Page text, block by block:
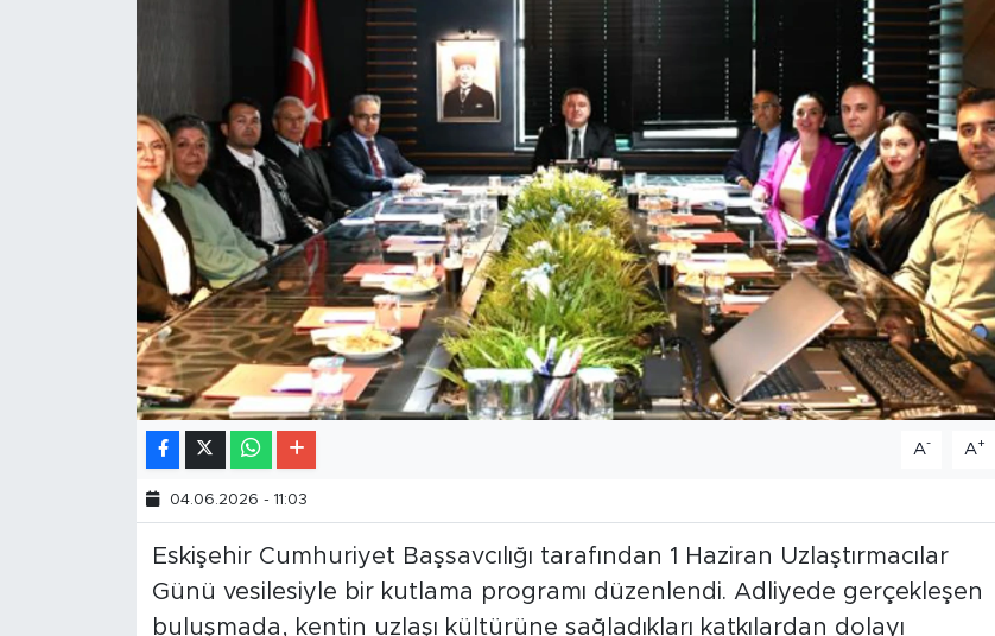
A- A+
04.06.2026 - 11:03
Eskişehir Cumhuriyet Başsavcılığı tarafından 1 Haziran Uzlaştırmacılar
Günü vesilesiyle bir kutlama programı düzenlendi. Adliyede gerçekleşen
buluşmada, kentin uzlaşı kültürüne sağladıkları katkılardan dolayı